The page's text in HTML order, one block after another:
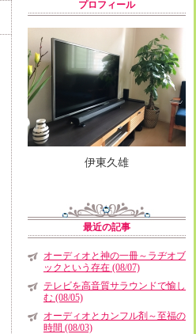
プロフィール
伊東久雄
最近の記事
オーディオと神の一冊～ラヂオブ
ックという存在 (08/07)
テレビを高音質サラウンドで愉し
む (08/05)
オーディオとカンフル剤～至福の
時間 (08/03)